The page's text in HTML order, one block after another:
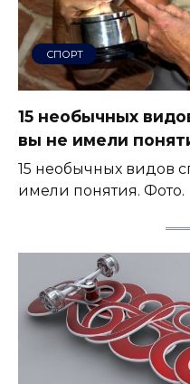
СПОРТ
15 необычных
вы не имели
15 необычных видов
имели понятия. Фото.